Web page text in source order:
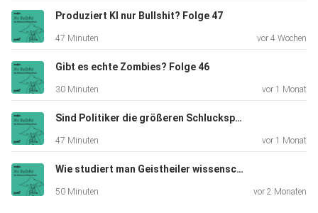
Produziert KI nur Bullshit? Folge 47
47 Minuten vor 4 Wochen
Gibt es echte Zombies? Folge 46
30 Minuten vor 1 Monat
Sind Politiker die größeren Schluckspechte? Folge 45
47 Minuten vor 1 Monat
Wie studiert man Geistheiler wissenschaftlich? Folge 44
50 Minuten vor 2 Monaten